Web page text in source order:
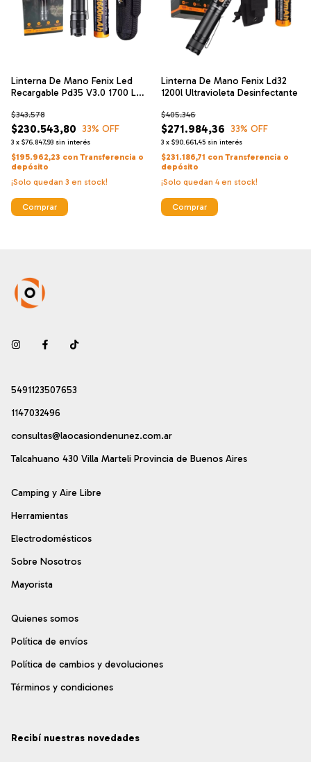
Linterna De Mano Fenix Led
Recargable Pd35 V3.0 1700 L
$230.543,80
$343.578
33% OFF
3 x $76.847,93 sin interés
$195.962,23 con Transferencia o
depósito
¡Solo quedan 3 en stock!
Comprar
Linterna De Mano Fenix Ld32
1200l Ultravioleta Desinfectante
$271.984,36
$405.346
33% OFF
3 x $90.661,45 sin interés
$231.186,71 con Transferencia o
depósito
¡Solo quedan 4en stock!
Comprar
5491123507653
1147032496
consultas@laocasiondenunez.com.ar
Talcahuano 430 Villa Marteli Provincia de Buenos Aires
Camping y Aire Libre
Herramientas
Electrodomésticos
Sobre Nosotros
Mayorista
Quienes somos
Política de envíos
Política de cambios y devoluciones
Términos y condiciones
Recibí nuestras novedades